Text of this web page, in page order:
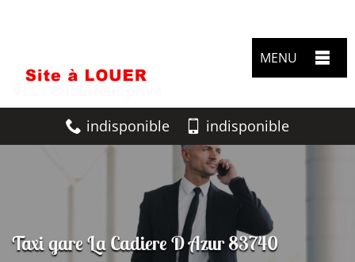
MENU
indisponible indisponible
Taxi gare La Cadiere D Azur 83740